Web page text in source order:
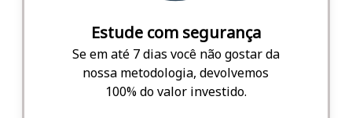
Estude com segurança
Se em até 7 dias você não gostar da
nossa metodologia, devolvemos
100% do valor investido.